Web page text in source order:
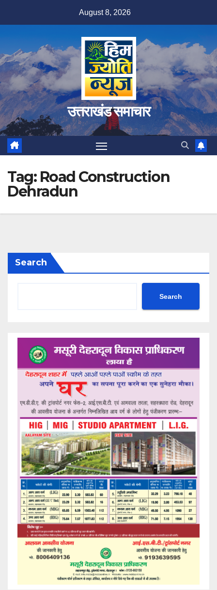
August 8, 2026
उत्तराखंड समाचार
Tag: Road Construction
Dehradun
Search
Search